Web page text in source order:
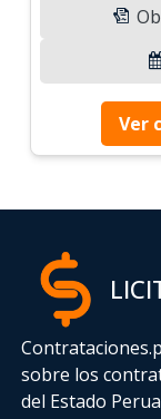
Ver
sobre los
del Estado